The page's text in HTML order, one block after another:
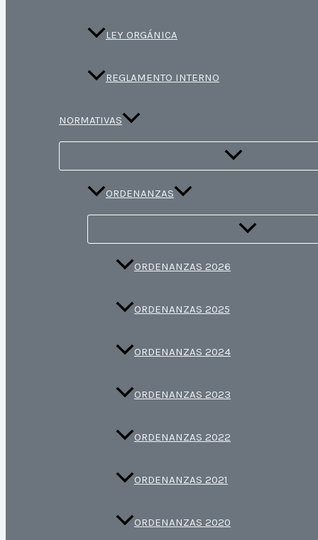
LEY ORGÁNICA
REGLAMENTO INTERNO
NORMATIVAS
ORDENANZAS
ORDENANZAS 2026
ORDENANZAS 2025
ORDENANZAS 2024
ORDENANZAS 2023
ORDENANZAS 2022
ORDENANZAS 2021
ORDENANZAS 2020